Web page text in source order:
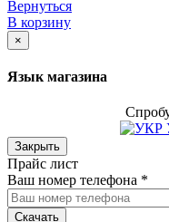
Вернуться
В корзину
×
Язык магазина
Закрыть
Прайс лист
Ваш номер телефона *
Скачать